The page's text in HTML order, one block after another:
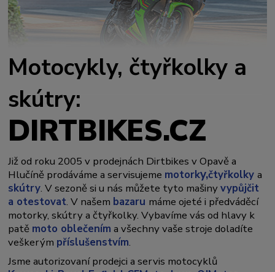
Motocykly, čtyřkolky a
skútry:
DIRTBIKES.CZ
Již od roku 2005 v prodejnách Dirtbikes v Opavě a
Hlučíně prodáváme a servisujeme motorky,čtyřkolkya
skútry. V sezoně si u nás můžete tyto mašinyvypůjčit
a otestovat. V našem bazaru máme ojeté i předváděcí
motorky, skútry a čtyřkolky. Vybavíme vás od hlavy k
patě moto oblečením a všechny vaše stroje doladíte
veškerým příslušenstvím.
Jsme autorizovaní prodejci a servis motocyklů